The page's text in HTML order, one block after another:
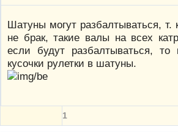
Шатуны могут разбалтываться,
не брак, такие валы на всех
если будут разбалтываться, то
кусочки рулетки в шатуны.
1